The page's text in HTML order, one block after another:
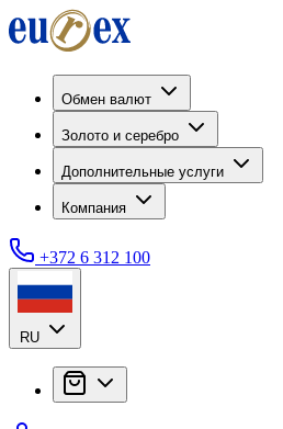
Обмен валют
Золото и серебро
Дополнительные услуги
Компания
+372 6 312 100
RU